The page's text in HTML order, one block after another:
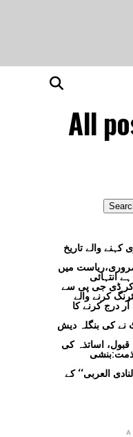
All
والے تاریخ
میں
انتہائی
کر ڈی جی پی سے
اے کے-47 سے فائرنگ کرنے والے
درج کرنے کا
نے کی بنگلہ دیش
اساتذہ کی
العربی‘‘ کے